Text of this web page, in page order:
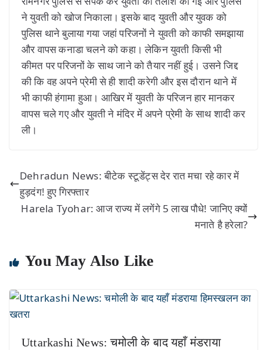
ने युवती को खोज निकाला। इसके बाद युवती और युवक को
पुलिस थाने बुलाया गया जहां परिजनों ने युवती को काफी समझाया
और वापस कनाडा चलने को कहा। लेकिन युवती किसी भी
कीमत पर परिजनों के साथ जाने को तैयार नहीं हुई। उसने जिद्द
की कि वह अपने प्रेमी से ही शादी करेगी और इस दौरान थाने में
भी काफी हंगामा हुआ। आखिर में युवती के परिजन हार मानकर
वापस चले गए और युवती ने मंदिर में अपने प्रेमी के साथ शादी कर
ली।
Dehradun News: बीटेक स्टूडेंट्स देर रात मचा रहे कार में
हुड़दंग! हुए गिरफ्तार
Harela Tyohar: आज राज्य में लगेंगे 5 लाख पौधे! जानिए क्यों
मनाते है हरेला?
You May Also Like
Uttarkashi News: चमोली के बाद यहाँ मंडराया